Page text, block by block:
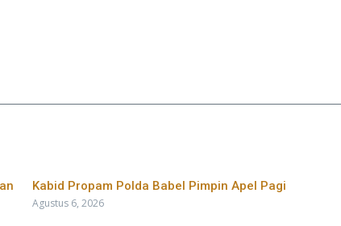
Kabid Propam Polda Babel Pimpin Apel Pagi
Agustus 6, 2026